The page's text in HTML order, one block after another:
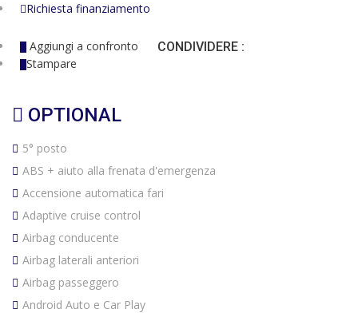
Richiesta finanziamento
Aggiungi a confronto
Stampare
CONDIVIDERE :
OPTIONAL
5° posto
ABS + aiuto alla frenata d'emergenza
Accensione automatica fari
Adaptive cruise control
Airbag conducente
Airbag laterali anteriori
Airbag passeggero
Android Auto e Car Play